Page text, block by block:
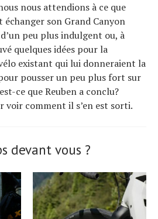
nous attendions à ce que
échanger son Grand Canyon
peu plus indulgent ou, à
quelques idées pour la
existant qui lui donneraient la
pousser un peu plus fort sur
ce que Reuben a conclu?
voir comment il s’en est sorti.
devant vous ?